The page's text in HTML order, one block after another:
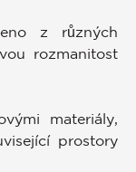
z různých
rozmanitost
materiály,
prostory